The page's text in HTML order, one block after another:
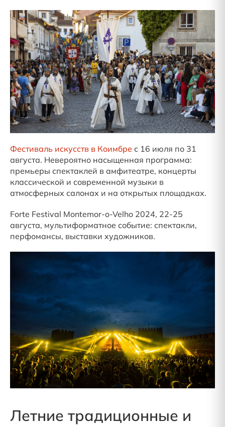
Фестиваль искусств в Коимбре с 16 июля по 31
августа. Невероятно насыщенная программа:
премьеры спектаклей в амфитеатре, концерты
классической и современной музыки в
атмосферных салонах и на открытых площадках.
Forte Festival Montemor-o-Velho 2024, 22-25
августа, мультиформатное событие: спектакли,
перфомансы, выставки художников.
Летние традиционные и